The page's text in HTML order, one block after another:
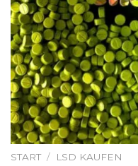
START / LSD KAUFEN​